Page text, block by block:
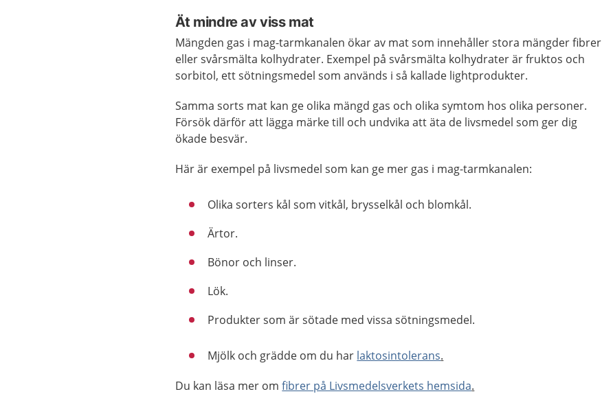
Ät mindre av viss mat
Mängden gas i mag-tarmkanalen ökar av mat som innehåller stora mängder fibrer
eller svårsmälta kolhydrater. Exempel på svårsmälta kolhydrater är fruktos och
sorbitol, ett sötningsmedel som används i så kallade lightprodukter.
Samma sorts mat kan ge olika mängd gas och olika symtom hos olika personer.
Försök därför att lägga märke till och undvika att äta de livsmedel som ger dig
ökade besvär.
Här är exempel på livsmedel som kan ge mer gas i mag-tarmkanalen:
Olika sorters kål som vitkål, brysselkål och blomkål.
Ärtor.
Bönor och linser.
Lök.
Produkter som är sötade med vissa sötningsmedel.
Mjölk och grädde om du har laktosintolerans.
Du kan läsa mer omfibrer på Livsmedelsverkets hemsida.